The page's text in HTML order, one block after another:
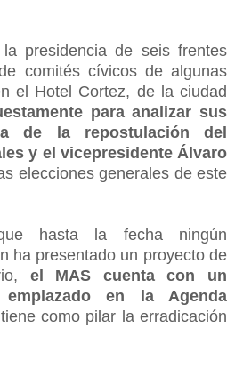
presidencia de seis frentes
comités cívicos de algunas
el Hotel Cortez, de la ciudad
para analizar sus
de la repostulación del
y el vicepresidente Álvaro
elecciones generales de este
hasta la fecha ningún
ha presentado un proyecto de
el MAS cuenta con un
en la Agenda
como pilar la erradicación